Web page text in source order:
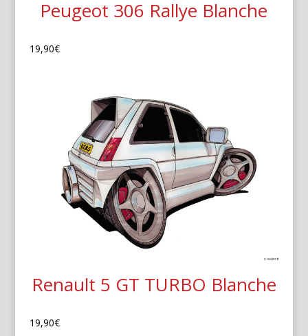
Peugeot 306 Rallye Blanche
19,90€
Renault 5 GT TURBO Blanche
19,90€